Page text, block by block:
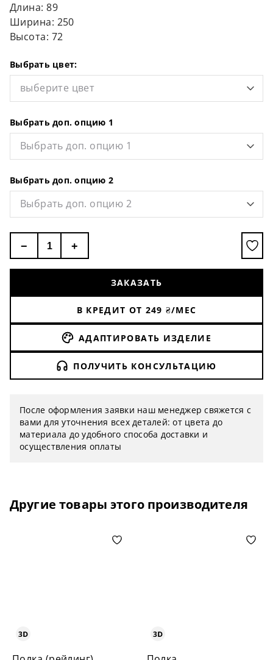
Длина: 89
Ширина: 250
Высота: 72
Выбрать цвет:
выберите цвет
Выбрать доп. опцию 1
Выбрать доп. опцию 1
Выбрать доп. опцию 2
Выбрать доп. опцию 2
− +
ЗАКАЗАТЬ
В КРЕДИТ ОТ 249 ₴/МЕС
АДАПТИРОВАТЬ ИЗДЕЛИЕ
ПОЛУЧИТЬ КОНСУЛЬТАЦИЮ
После оформления заявки наш менеджер свяжется с
вами для уточнения всех деталей: от цвета до
материала до удобного способа доставки и
осуществления оплаты
Другие товары этого производителя